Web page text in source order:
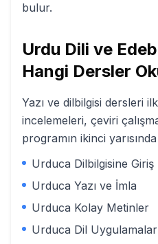
bulur.
Urdu Dili ve
Hangi Dersler
Yazı ve dilbilgisi dersleri
incelemeleri, çeviri
programın ikinci
Urduca Dilbilgisine Giriş
Urduca Yazı ve İmla
Urduca Kolay Metinler
Urduca Dil